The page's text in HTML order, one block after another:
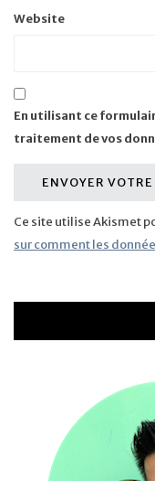
Website
En utilisant ce
traitement de vos
Ce site utilise Akismet
sur comment les